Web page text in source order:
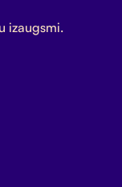
izaugsmi.